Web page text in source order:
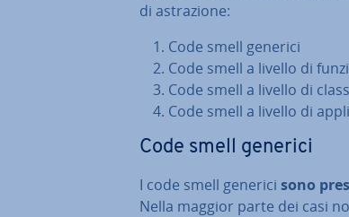
di astra­zio­ne:
Code smell generici
Code smell a livello di
Code smell a livello di
Code smell a livello di
Code smell generici
I code smell generici sono
Nella maggior parte dei casi